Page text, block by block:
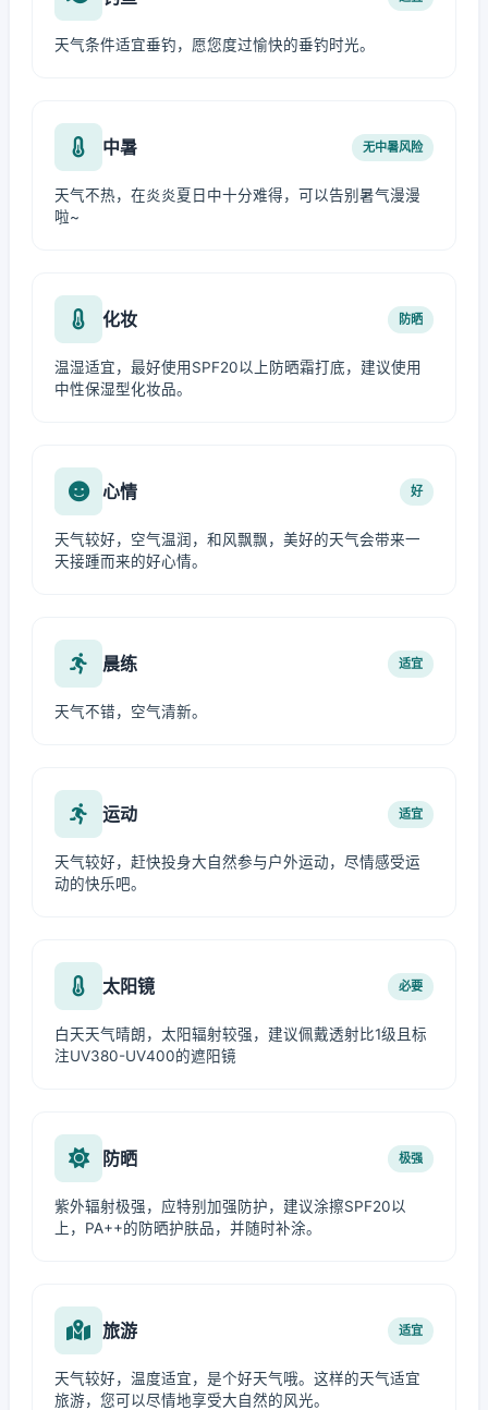
天气条件适宜垂钓，愿您度过愉快的垂钓时光。
中暑 无中暑风险
天气不热，在炎炎夏日中十分难得，可以告别暑气漫漫
啦~
化妆 防晒
温湿适宜，最好使用SPF20以上防晒霜打底，建议使用
中性保湿型化妆品。
心情 好
天气较好，空气温润，和风飘飘，美好的天气会带来一
天接踵而来的好心情。
晨练 适宜
天气不错，空气清新。
运动 适宜
天气较好，赶快投身大自然参与户外运动，尽情感受运
动的快乐吧。
太阳镜 必要
白天天气晴朗，太阳辐射较强，建议佩戴透射比1级且标
注UV380-UV400的遮阳镜
防晒 极强
紫外辐射极强，应特别加强防护，建议涂擦SPF20以
上，PA++的防晒护肤品，并随时补涂。
旅游 适宜
天气较好，温度适宜，是个好天气哦。这样的天气适宜
旅游，您可以尽情地享受大自然的风光。